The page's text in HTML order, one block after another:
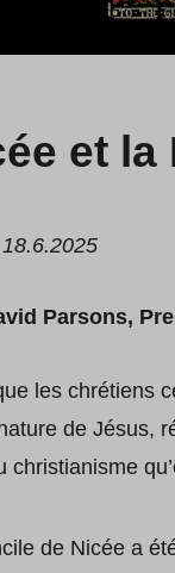
et
18.6.2025
Parsons,
les chrétiens
de Jésus,
christianisme
de Nicée a